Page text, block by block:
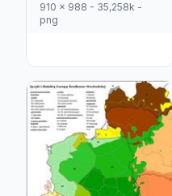
910 x 988 - 35,258k -
png